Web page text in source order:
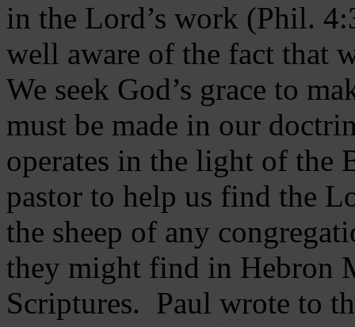
in the Lord’s work (Phil.
well aware of the fact that
We seek God’s grace to
must be made in our
operates in the light of the
pastor to help us find the
the sheep of any
they might find in Hebron
Scriptures. Paul wrote to